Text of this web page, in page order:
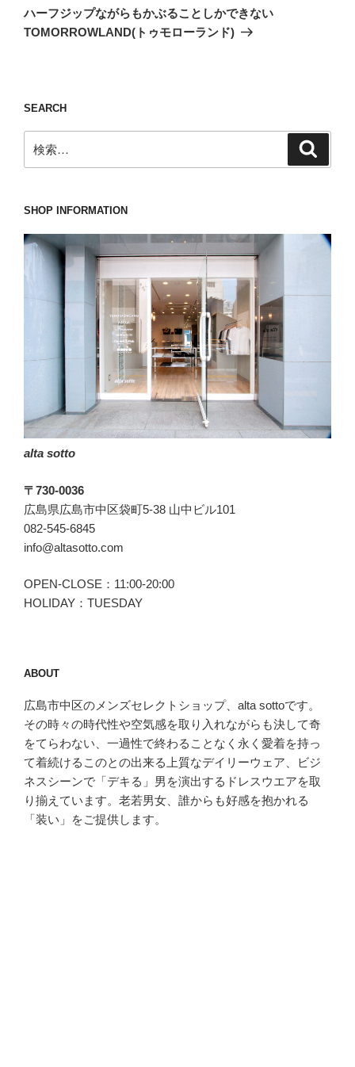
ー
シ
の
投
ハーフジップながらもかぶることしかできない
TOMORROWLAND(トゥモローランド)
SEARCH
索:
SHOP INFORMATION
alta sotto
〒730-0036
広島県広島市中区袋町5-38 山中ビル101
082-545-6845
info@altasotto.com
OPEN-CLOSE：11:00-20:00
HOLIDAY：TUESDAY
ABOUT
広島市中区のメンズセレクトショップ、alta sottoです。
その時々の時代性や空気感を取り入れながらも決して奇
をてらわない、一過性で終わることなく永く愛着を持っ
て着続けるこのとの出来る上質なデイリーウェア、ビジ
ネスシーンで「デキる」男を演出するドレスウエアを取
り揃えています。老若男女、誰からも好感を抱かれる
「装い」をご提供します。